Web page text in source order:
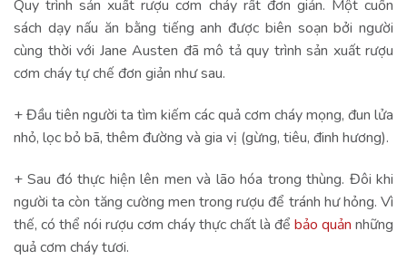
Quy trình sản xuất rượu cơm cháy rất đơn giản. Một cuốn
sách dạy nấu ăn bằng tiếng anh được biên soạn bởi người
cùng thời với Jane Austen đã mô tả quy trình sản xuất rượu
cơm cháy tự chế đơn giản như sau.
+ Đầu tiên người ta tìm kiếm các quả cơm cháy mọng, đun lửa
nhỏ, lọc bỏ bã, thêm đường và gia vị (gừng, tiêu, đinh hương).
+ Sau đó thực hiện lên men và lão hóa trong thùng. Đôi khi
người ta còn tăng cường men trong rượu để tránh hư hỏng. Vì
thế, có thể nói rượu cơm cháy thực chất là để bảo quản những
quả cơm cháy tươi.